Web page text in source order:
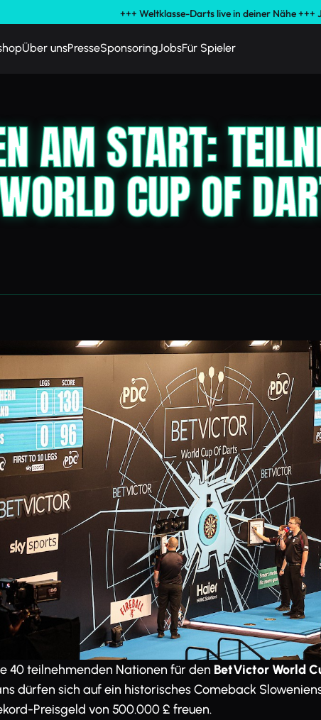
+++ Weltklasse-Darts live in deiner Nähe +++
Über unsPresseSponsoringJobsFür Spieler
AM START:
CUP OF
40 teilnehmenden Nationen für den BetVictor World
dürfen sich auf ein historisches Comeback
Preisgeld von 500.000 £ freuen.